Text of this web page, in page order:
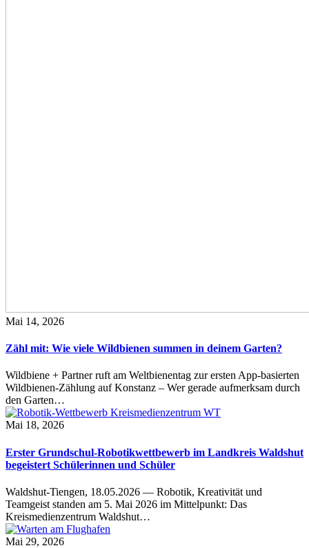
Mai 14, 2026
Zähl mit: Wie viele Wildbienen summen in deinem Garten?
Wildbiene + Partner ruft am Weltbienentag zur ersten App-basierten
Wildbienen-Zählung auf Konstanz – Wer gerade aufmerksam durch
den Garten…
Mai 18, 2026
Erster Grundschul-Robotikwettbewerb im Landkreis Waldshut
begeistert Schülerinnen und Schüler
Waldshut-Tiengen, 18.05.2026 — Robotik, Kreativität und
Teamgeist standen am 5. Mai 2026 im Mittelpunkt: Das
Kreismedienzentrum Waldshut…
Mai 29, 2026